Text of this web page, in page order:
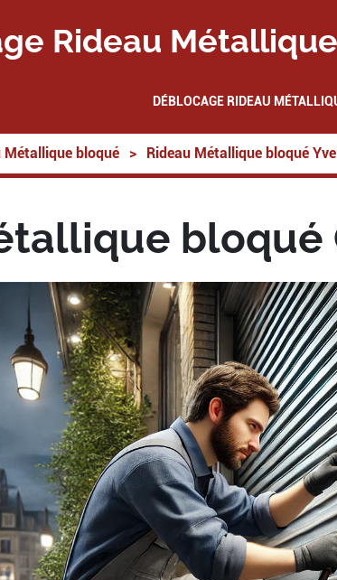
Rideau Métallique
DÉBLOCAGE RIDEAU
Métallique bloqué > Rideau Métallique bloqué
bloqué